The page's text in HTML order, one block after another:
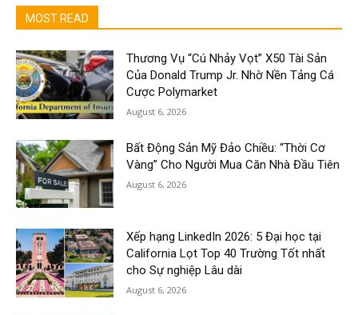
MOST READ
Thương Vụ “Cú Nhảy Vọt” X50 Tài Sản
Của Donald Trump Jr. Nhờ Nền Tảng Cá
Cược Polymarket
August 6, 2026
Bất Động Sản Mỹ Đảo Chiều: “Thời Cơ
Vàng” Cho Người Mua Căn Nhà Đầu Tiên
August 6, 2026
Xếp hạng LinkedIn 2026: 5 Đại học tại
California Lọt Top 40 Trường Tốt nhất
cho Sự nghiệp Lâu dài
August 6, 2026